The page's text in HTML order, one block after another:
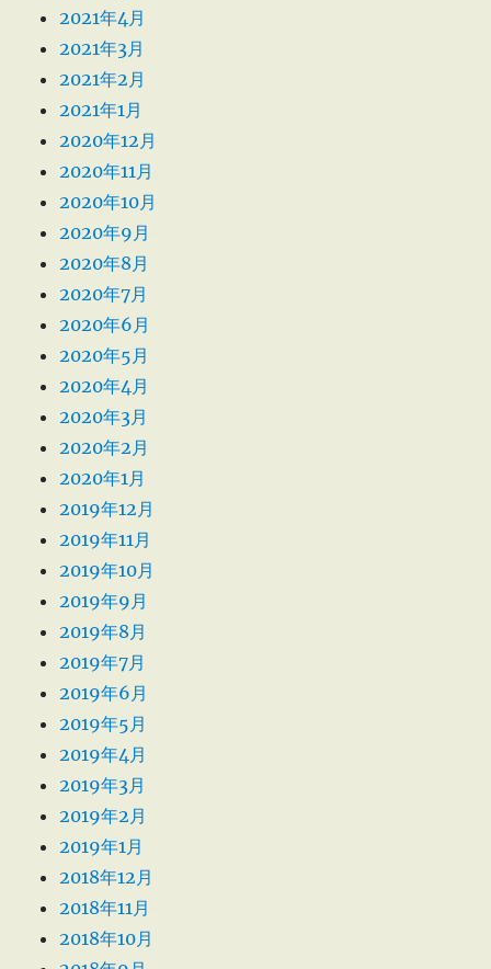
2021年4月
2021年3月
2021年2月
2021年1月
2020年12月
2020年11月
2020年10月
2020年9月
2020年8月
2020年7月
2020年6月
2020年5月
2020年4月
2020年3月
2020年2月
2020年1月
2019年12月
2019年11月
2019年10月
2019年9月
2019年8月
2019年7月
2019年6月
2019年5月
2019年4月
2019年3月
2019年2月
2019年1月
2018年12月
2018年11月
2018年10月